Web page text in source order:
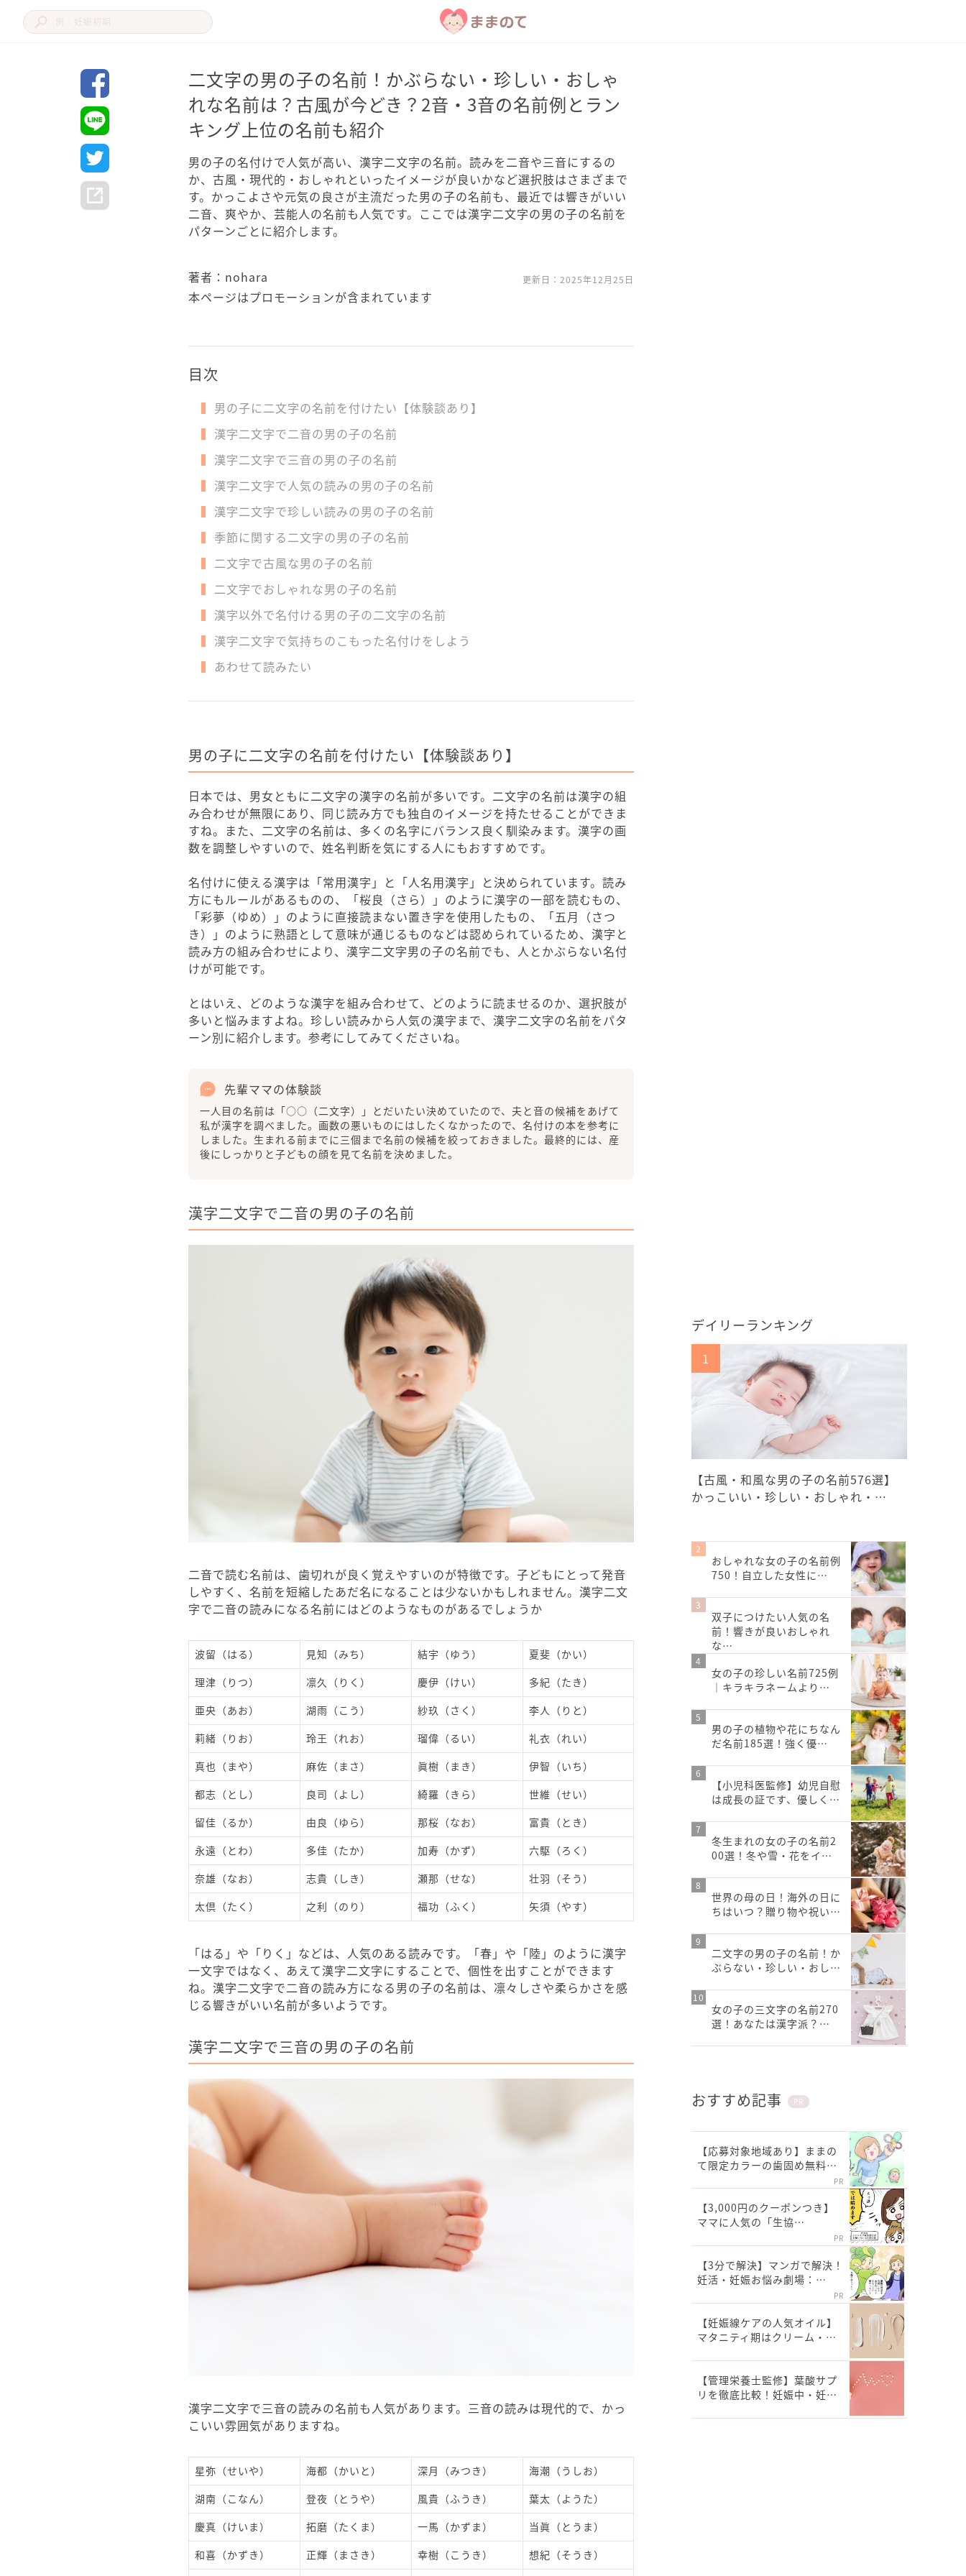
二文字の男の子の名前！かぶらない・珍しい・おしゃ
れな名前は？古風が今どき？2音・3音の名前例とラン
キング上位の名前も紹介
男の子の名付けで人気が高い、漢字二文字の名前。読みを二音や三音にするの
か、古風・現代的・おしゃれといったイメージが良いかなど選択肢はさまざまで
す。かっこよさや元気の良さが主流だった男の子の名前も、最近では響きがいい
二音、爽やか、芸能人の名前も人気です。ここでは漢字二文字の男の子の名前を
パターンごとに紹介します。
著者：nohara 更新日： 2025年12月25日
本ページはプロモーションが含まれています
目次
男の子に二文字の名前を付けたい【体験談あり】
漢字二文字で二音の男の子の名前
漢字二文字で三音の男の子の名前
漢字二文字で人気の読みの男の子の名前
漢字二文字で珍しい読みの男の子の名前
季節に関する二文字の男の子の名前
二文字で古風な男の子の名前
二文字でおしゃれな男の子の名前
漢字以外で名付ける男の子の二文字の名前
漢字二文字で気持ちのこもった名付けをしよう
あわせて読みたい
男の子に二文字の名前を付けたい【体験談あり】
日本では、男女ともに二文字の漢字の名前が多いです。二文字の名前は漢字の組
み合わせが無限にあり、同じ読み方でも独自のイメージを持たせることができま
すね。また、二文字の名前は、多くの名字にバランス良く馴染みます。漢字の画
数を調整しやすいので、姓名判断を気にする人にもおすすめです。
名付けに使える漢字は「常用漢字」と「人名用漢字」と決められています。読み
方にもルールがあるものの、「桜良（さら）」のように漢字の一部を読むもの、
「彩夢（ゆめ）」のように直接読まない置き字を使用したもの、「五月（さつ
き）」のように熟語として意味が通じるものなどは認められているため、漢字と
読み方の組み合わせにより、漢字二文字男の子の名前でも、人とかぶらない名付
けが可能です。
とはいえ、どのような漢字を組み合わせて、どのように読ませるのか、選択肢が
多いと悩みますよね。珍しい読みから人気の漢字まで、漢字二文字の名前をパタ
ーン別に紹介します。参考にしてみてくださいね。
先輩ママの体験談
一人目の名前は「○○（二文字）」とだいたい決めていたので、夫と音の候補をあげて
私が漢字を調べました。画数の悪いものにはしたくなかったので、名付けの本を参考に
しました。生まれる前までに三個まで名前の候補を絞っておきました。最終的には、産
後にしっかりと子どもの顔を見て名前を決めました。
漢字二文字で二音の男の子の名前
二音で読む名前は、歯切れが良く覚えやすいのが特徴です。子どもにとって発音
しやすく、名前を短縮したあだ名になることは少ないかもしれません。漢字二文
字で二音の読みになる名前にはどのようなものがあるでしょうか
波留（はる） 見知（みち） 結宇（ゆう）
夏斐（かい）
理津（りつ）
凛久（りく） 慶伊（けい）
多紀（たき）
亜央（あお）
湖雨（こう） 紗玖（さく）
李人（りと）
莉緒（りお）
玲王（れお） 瑠偉（るい）
礼衣（れい）
真也（まや）
麻佐（まさ） 眞樹（まき）
伊智（いち）
都志（とし）
良司（よし） 綺羅（きら）
世維（せい）
留佳（るか）
由良（ゆら） 那桜（なお）
富貴（とき）
永遠（とわ）
多佳（たか） 加寿（かず）
六駆（ろく）
奈雄（なお）
志貴（しき） 瀬那（せな）
壮羽（そう）
太倶（たく）
之利（のり） 福功（ふく） 矢須（やす）
「はる」や「りく」などは、人気のある読みです。「春」や「陸」のように漢字
一文字ではなく、あえて漢字二文字にすることで、個性を出すことができます
ね。漢字二文字で二音の読み方になる男の子の名前は、凛々しさや柔らかさを感
じる響きがいい名前が多いようです。
漢字二文字で三音の男の子の名前
漢字二文字で三音の読みの名前も人気があります。三音の読みは現代的で、かっ
こいい雰囲気がありますね。
星弥（せいや） 海都（かいと） 深月（みつき）
海潮（うしお）
湖南（こなん）
登夜（とうや） 風貴（ふうき）
葉太（ようた）
慶真（けいま）
拓磨（たくま） 一馬（かずま）
当眞（とうま）
和喜（かずき）
正輝（まさき） 幸樹（こうき）
想紀（そうき）
デイリーランキング
【古風・和風な男の子の名前576選】
かっこいい・珍しい・おしゃれ・…
おしゃれな女の子の名前例
750！自立した女性に…
双子につけたい人気の名
前！響きが良いおしゃれ
な…
女の子の珍しい名前725例
｜キラキラネームより…
男の子の植物や花にちなん
だ名前185選！強く優…
【小児科医監修】幼児自慰
は成長の証です、優しく…
冬生まれの女の子の名前2
00選！冬や雪・花をイ…
世界の母の日！海外の日に
ちはいつ？贈り物や祝い…
二文字の男の子の名前！か
ぶらない・珍しい・おし…
女の子の三文字の名前270
選！あなたは漢字派？…
おすすめ記事 PR
【応募対象地域あり】ままの
て限定カラーの歯固め無料…
PR
【3,000円のクーポンつき】
ママに人気の「生協…
PR
【3分で解決】マンガで解決！
妊活・妊娠お悩み劇場：…
PR
【妊娠線ケアの人気オイル】
マタニティ期はクリーム・…
【管理栄養士監修】葉酸サプ
リを徹底比較！妊娠中・妊…